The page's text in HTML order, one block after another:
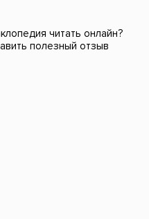
читать онлайн?
полезный отзыв